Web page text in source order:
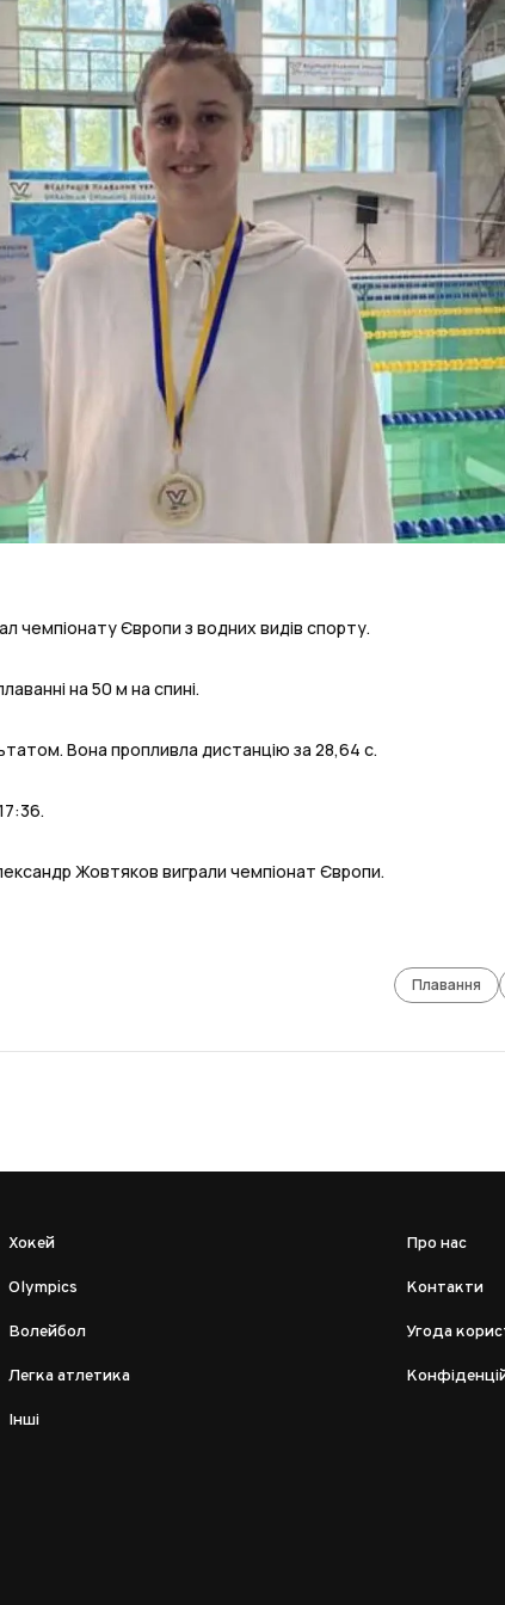
чемпіонату Європи з водних видів спорту.
на 50 м на спині.
Вона пропливла дистанцію за 28,64 с.
Жовтяков виграли чемпіонат Європи.
Плавання
Хокей
Olympics
Волейбол
Легка атлетика
Інші
Про нас
Контакти
Угода